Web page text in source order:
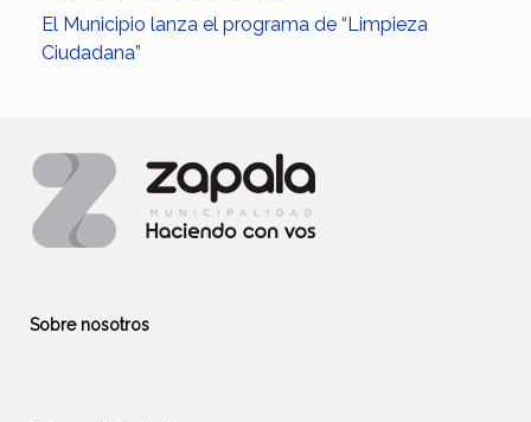
El Municipio lanza el programa de “Limpieza
Ciudadana”
Sobre nosotros